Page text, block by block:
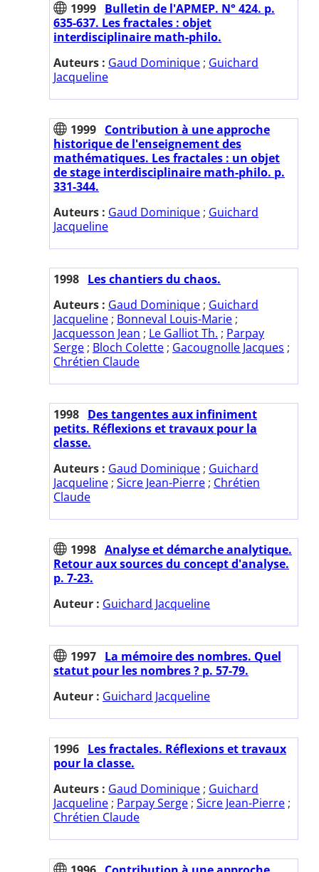
1999 Bulletin de l'APMEP. N° 424. p.
635-637. Les fractales : objet
interdisciplinaire math-philo.
Auteurs : Gaud Dominique ; Guichard
Jacqueline
1999 Contribution à une approche
historique de l'enseignement des
mathématiques. Les fractales : un objet
de stage interdisciplinaire math-philo. p.
331-344.
Auteurs : Gaud Dominique ; Guichard
Jacqueline
1998 Les chantiers du chaos.
Auteurs : Gaud Dominique ; Guichard
Jacqueline ; Bonneval Louis-Marie ;
Jacquesson Jean ; Le Galliot Th. ; Parpay
Serge ; Bloch Colette ; Gacougnolle Jacques ;
Chrétien Claude
1998 Des tangentes aux infiniment
petits. Réflexions et travaux pour la
classe.
Auteurs : Gaud Dominique ; Guichard
Jacqueline ; Sicre Jean-Pierre ; Chrétien
Claude
1998 Analyse et démarche analytique.
Retour aux sources du concept d'analyse.
p. 7-23.
Auteur : Guichard Jacqueline
1997 La mémoire des nombres. Quel
statut pour les nombres ? p. 57-79.
Auteur : Guichard Jacqueline
1996 Les fractales. Réflexions et travaux
pour la classe.
Auteurs : Gaud Dominique ; Guichard
Jacqueline ; Parpay Serge ; Sicre Jean-Pierre ;
Chrétien Claude